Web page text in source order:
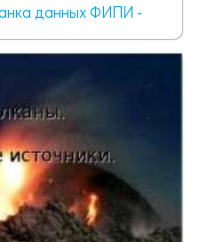
данных ФИПИ -